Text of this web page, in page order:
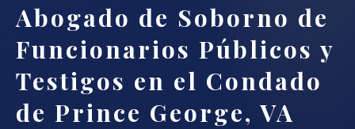
Abogado de Soborno de
Funcionarios Públicos y
Testigos en el Condado
de Prince George, VA